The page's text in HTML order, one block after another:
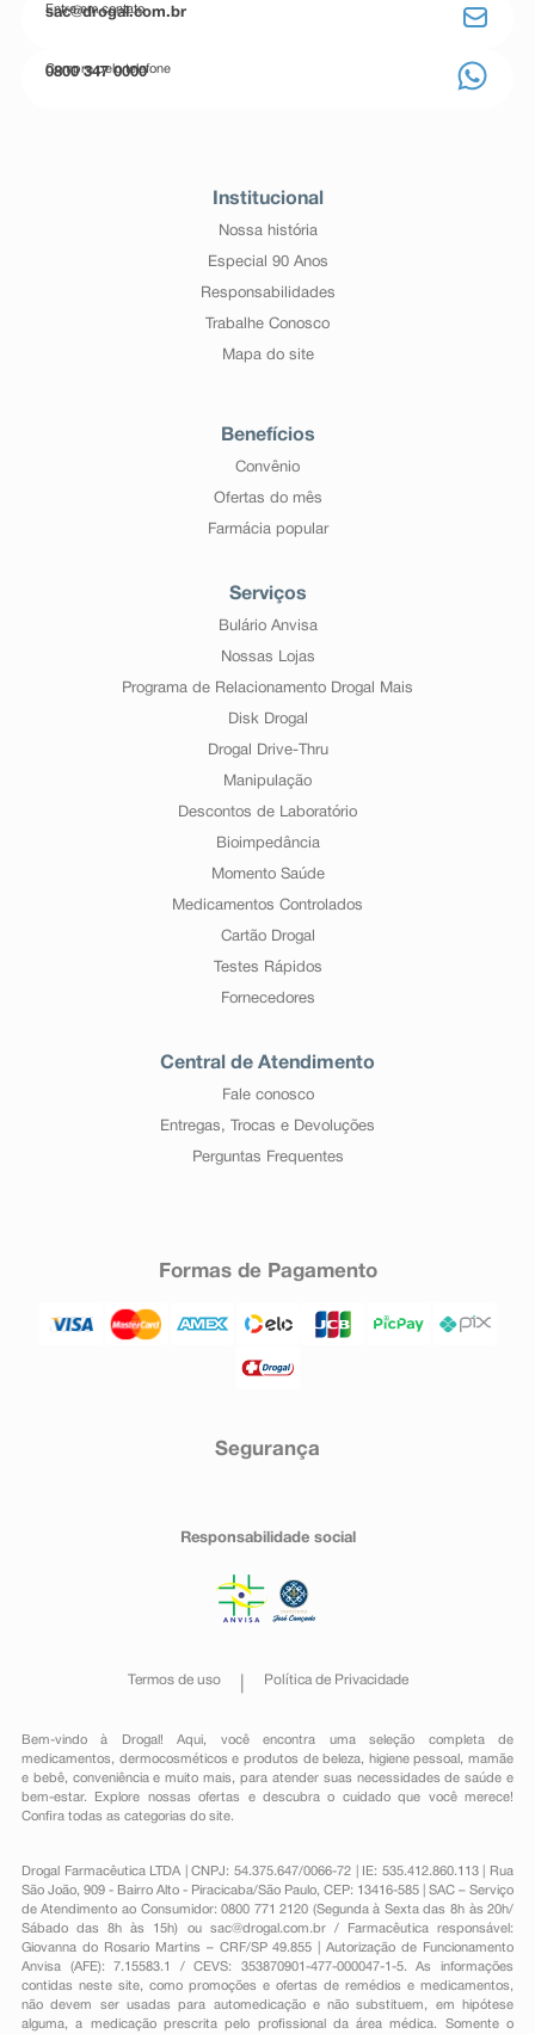
Entre em contato
sac@drogal.com.br
Compre pelo telefone
0800 347 0000
Institucional
Nossa história
Especial 90 Anos
Responsabilidades
Trabalhe Conosco
Mapa do site
Benefícios
Convênio
Ofertas do mês
Farmácia popular
Serviços
Bulário Anvisa
Nossas Lojas
Programa de Relacionamento Drogal Mais
Disk Drogal
Drogal Drive-Thru
Manipulação
Descontos de Laboratório
Bioimpedância
Momento Saúde
Medicamentos Controlados
Cartão Drogal
Testes Rápidos
Fornecedores
Central de Atendimento
Fale conosco
Entregas, Trocas e Devoluções
Perguntas Frequentes
Formas de Pagamento
Segurança
Responsabilidade social
Termos de uso Política de Privacidade
Bem-vindo à Drogal! Aqui, você encontra uma seleção completa de
medicamentos , dermocosméticos e produtos de beleza, higiene pessoal ,mamãe
e bebê, conveniênciae muito mais, para atender suas necessidades de saúde e
bem-estar. Explore nossas ofertas e descubra o cuidado que você merece!
Confira todas as categorias do site.
Drogal Farmacêutica LTDA | CNPJ: 54.375.647/0066-72 | IE: 535.412.860.113 | Rua
São João, 909 - Bairro Alto - Piracicaba/São Paulo, CEP: 13416-585 | SAC – Serviço
de Atendimento ao Consumidor: 0800 771 2120 (Segunda à Sexta das 8h às 20h/
Sábado das 8h às 15h) ou sac@drogal.com.br/ Farmacêutica responsável:
Giovanna do Rosario Martins – CRF/SP 49.855 | Autorização de Funcionamento
Anvisa (AFE): 7.15583.1 / CEVS: 353870901-477-000047-1-5. As informações
contidas neste site, como promoções e ofertas de remédios e medicamentos,
não devem ser usadas para automedicação e não substituem, em hipótese
alguma, a medicação prescrita pelo profissional da área médica. Somente o